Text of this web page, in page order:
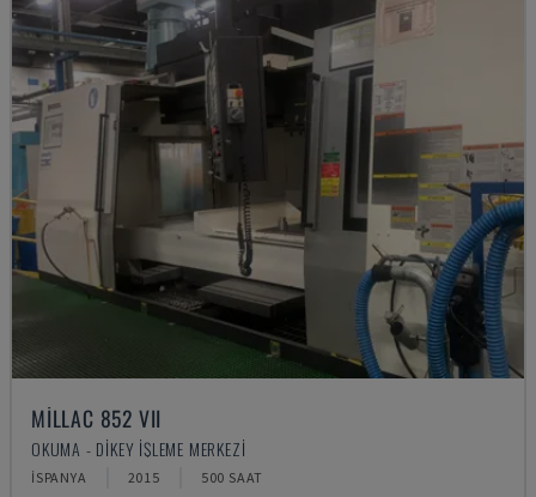
MILLAC 852 VII
OKUMA - DIKEY İŞLEME MERKEZI
İSPANYA 2015 500 SAAT